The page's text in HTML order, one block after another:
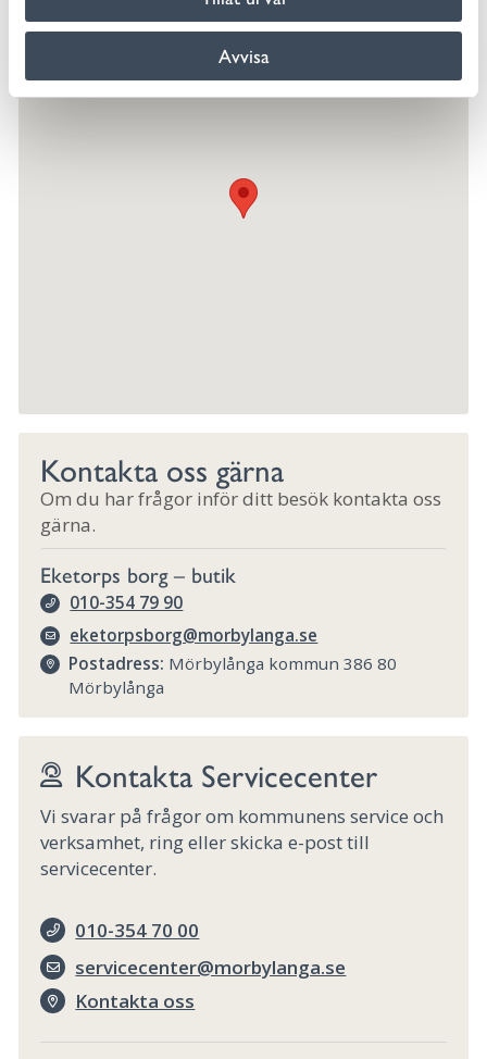
Avvisa
Kontakta oss gärna
Om du har frågor inför ditt besök kontakta oss
gärna.
Eketorps borg – butik
010-354 79 90
eketorpsborg@morbylanga.se
Postadress: Mörbylånga kommun 386 80
Mörbylånga
Kontakta Servicecenter
Vi svarar på frågor om kommunens service och
verksamhet, ring eller skicka e-post till
servicecenter.
010-354 70 00
servicecenter@morbylanga.se
Kontakta oss